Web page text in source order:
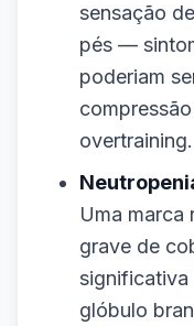
sensação
pés —
poderiam
overtraining.
Uma marca
grave de
significativa
glóbulo